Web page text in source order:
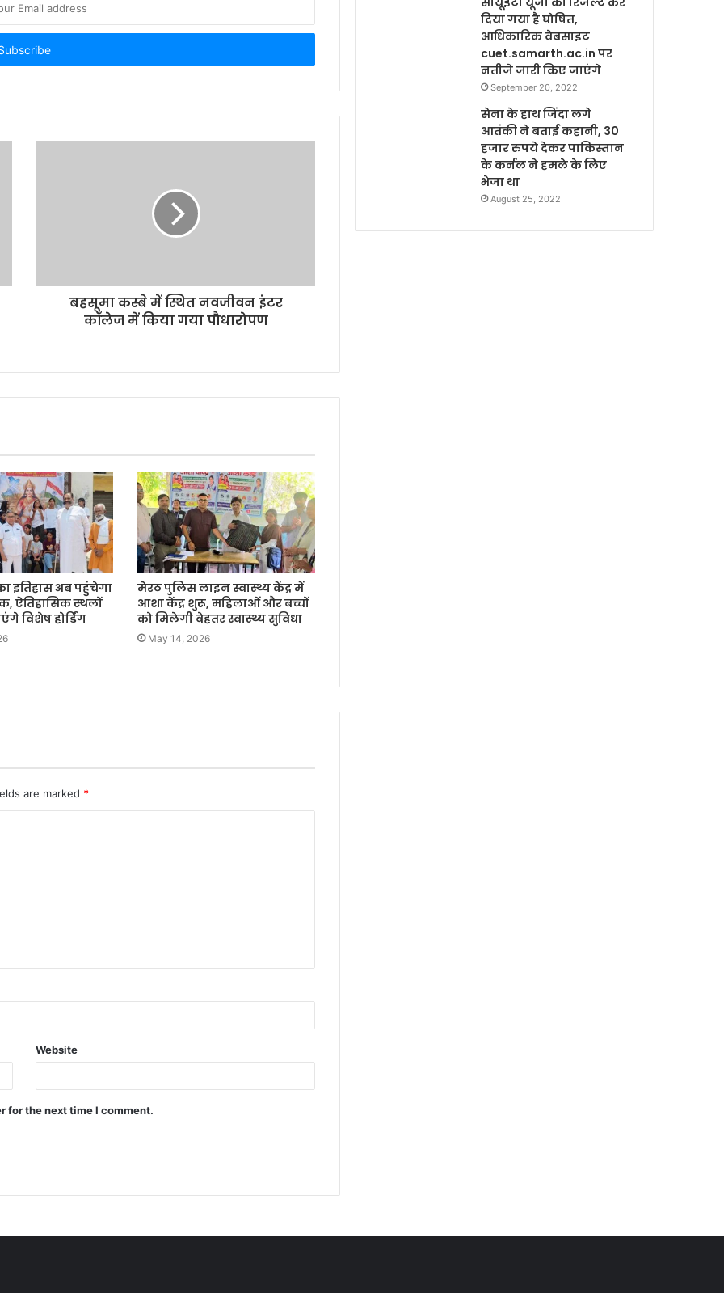
बहसूमा कस्बे में स्थित नवजीवन इंटर
कॉलेज में किया गया पौधारोपण
इतिहास अब पहुंचेगा
ऐतिहासिक स्थलों
विशेष होर्डिंग
मेरठ पुलिस लाइन स्वास्थ्य केंद्र में
आशा केंद्र शुरू, महिलाओं और बच्चों
को मिलेगी बेहतर स्वास्थ्य सुविधा
May 14, 2026
are marked *
Website
for the next time I comment.
दिया गया है घोषित,
आधिकारिक वेबसाइट
cuet.samarth.ac.in पर
नतीजे जारी किए जाएंगे
September 20, 2022
सेना के हाथ जिंदा लगे
आतंकी ने बताई कहानी, 30
हजार रुपये देकर पाकिस्तान
के कर्नल ने हमले के लिए
भेजा था
August 25, 2022